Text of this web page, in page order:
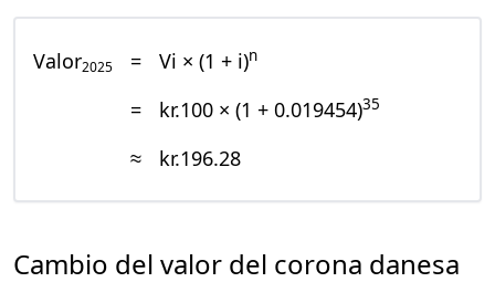
Valor2025 = Vi × (1 + i)n
= kr.100 × (1 + 0.019454)35
≈ kr.196.28
Cambio del valor del corona danesa